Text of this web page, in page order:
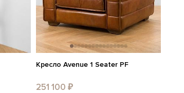
Кресло Avenue 1 Seater PF
251 100 ₽